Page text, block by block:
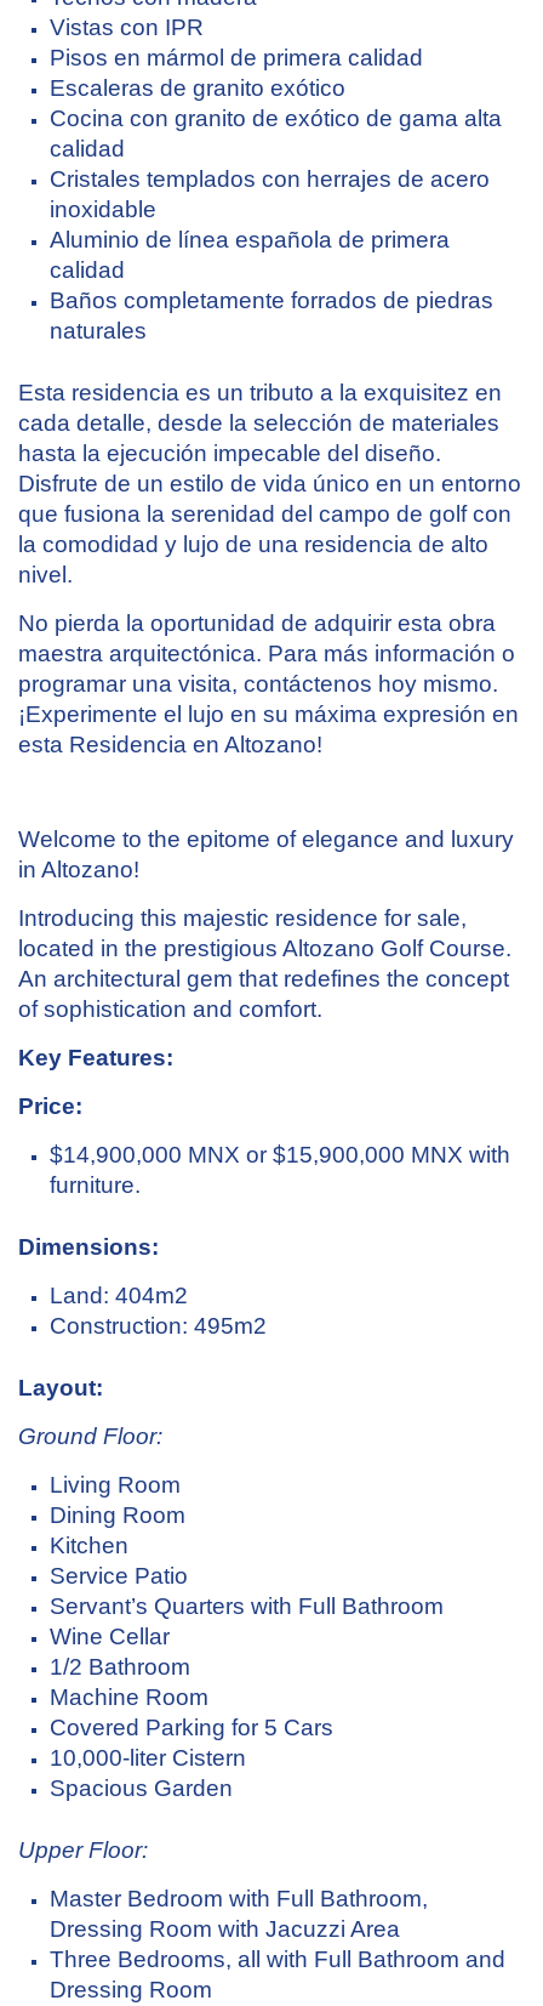
Vistas con IPR
Pisos en mármol de primera calidad
Escaleras de granito exótico
Cocina con granito de exótico de gama alta
calidad
Cristales templados con herrajes de acero
inoxidable
Aluminio de línea española de primera
calidad
Baños completamente forrados de piedras
naturales
Esta residencia es un tributo a la exquisitez en
cada detalle, desde la selección de materiales
hasta la ejecución impecable del diseño.
Disfrute de un estilo de vida único en un entorno
que fusiona la serenidad del campo de golf con
la comodidad y lujo de una residencia de alto
nivel.
No pierda la oportunidad de adquirir esta obra
maestra arquitectónica. Para más información o
programar una visita, contáctenos hoy mismo.
¡Experimente el lujo en su máxima expresión en
esta Residencia en Altozano!
Welcome to the epitome of elegance and luxury
in Altozano!
Introducing this majestic residence for sale,
located in the prestigious Altozano Golf Course.
An architectural gem that redefines the concept
of sophistication and comfort.
Key Features:
Price:
$14,900,000 MNX or $15,900,000 MNX with
furniture.
Dimensions:
Land: 404m2
Construction: 495m2
Layout:
Ground Floor:
Living Room
Dining Room
Kitchen
Service Patio
Servant’s Quarters with Full Bathroom
Wine Cellar
1/2 Bathroom
Machine Room
Covered Parking for 5 Cars
10,000-liter Cistern
Spacious Garden
Upper Floor:
Master Bedroom with Full Bathroom,
Dressing Room with Jacuzzi Area
Three Bedrooms, all with Full Bathroom and
Dressing Room